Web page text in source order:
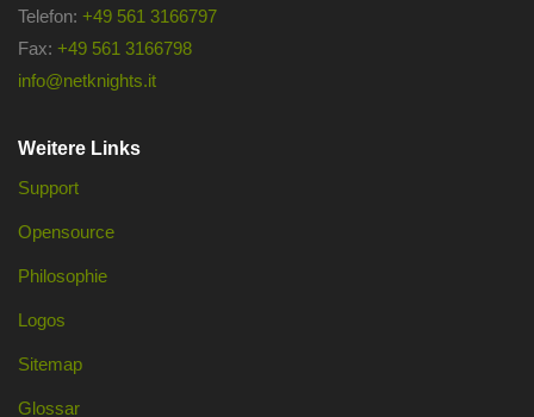
Telefon: +49 561 3166797
Fax: +49 561 3166798
info@netknights.it
Weitere Links
Support
Opensource
Philosophie
Logos
Sitemap
Glossar